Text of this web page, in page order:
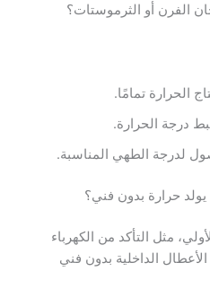
الفرن أو الثرموستات؟
الحرارة تمامًا.
درجة الحرارة.
لدرجة الطهي المناسبة.
حرارة بدون فني؟
مثل التأكد من الكهرباء
الداخلية بدون فني